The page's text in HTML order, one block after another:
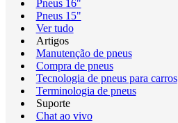
Pneus 16"
Pneus 15"
Ver tudo
Artigos
Manutenção de pneus
Compra de pneus
Tecnologia de pneus para carros
Terminologia de pneus
Suporte
Chat ao vivo